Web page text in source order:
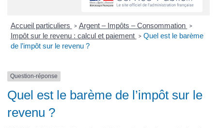
Accueil particuliers > Argent – Impôts – Consommation >
Impôt sur le revenu : calcul et paiement > Quel est le barème
de l’impôt sur le revenu ?
Question-réponse
Quel est le barème de l’impôt sur le
revenu ?